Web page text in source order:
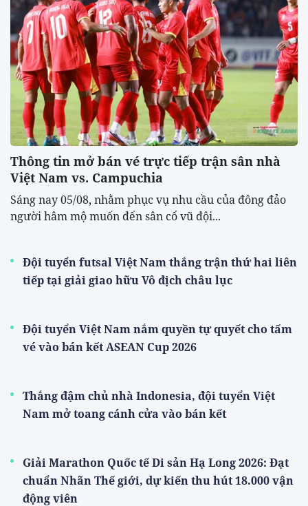
Thông tin mở bán vé trực tiếp trận sân nhà
Việt Nam vs. Campuchia
Sáng nay 05/08, nhằm phục vụ nhu cầu của đông đảo
người hâm mộ muốn đến sân cổ vũ đội...
Đội tuyển futsal Việt Nam thắng trận thứ hai liên
tiếp tại giải giao hữu Vô địch châu lục
Đội tuyển Việt Nam nắm quyền tự quyết cho tấm
vé vào bán kết ASEAN Cup 2026
Thắng đậm chủ nhà Indonesia, đội tuyển Việt
Nam mở toang cánh cửa vào bán kết
Giải Marathon Quốc tế Di sản Hạ Long 2026: Đạt
chuẩn Nhãn Thế giới, dự kiến thu hút 18.000 vận
động viên